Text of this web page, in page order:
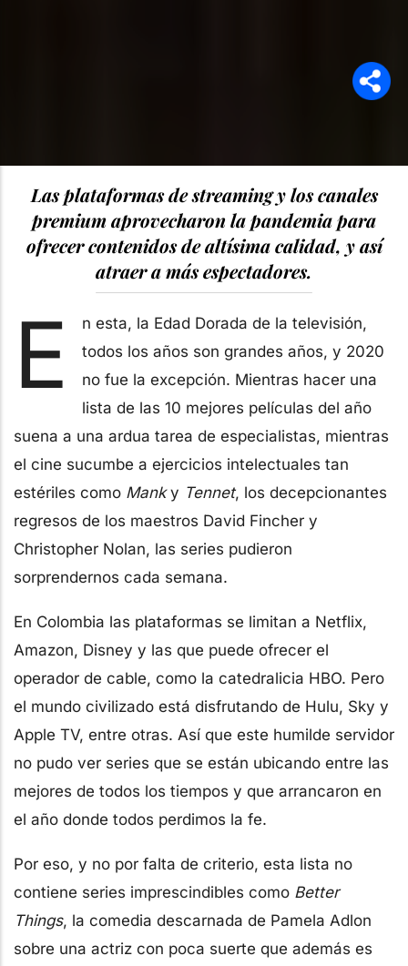
Las plataformas de streaming y los canales
premium aprovecharon la pandemia para
ofrecer contenidos de altísima calidad, y así
atraer a más espectadores.
E
n esta, la Edad Dorada de la televisión,
todos los años son grandes años, y 2020
no fue la excepción. Mientras hacer una
lista de las 10 mejores películas del año
suena a una ardua tarea de especialistas, mientras
el cine sucumbe a ejercicios intelectuales tan
estériles como Manky Tennet, los decepcionantes
regresos de los maestros David Fincher y
Christopher Nolan, las series pudieron
sorprendernos cada semana.
En Colombia las plataformas se limitan a Netflix,
Amazon, Disney y las que puede ofrecer el
operador de cable, como la catedralicia HBO. Pero
el mundo civilizado está disfrutando de Hulu, Sky y
Apple TV, entre otras. Así que este humilde servidor
no pudo ver series que se están ubicando entre las
mejores de todos los tiempos y que arrancaron en
el año donde todos perdimos la fe.
Por eso, y no por falta de criterio, esta lista no
contiene series imprescindibles como Better
Things, la comedia descarnada de Pamela Adlon
sobre una actriz con poca suerte que además es